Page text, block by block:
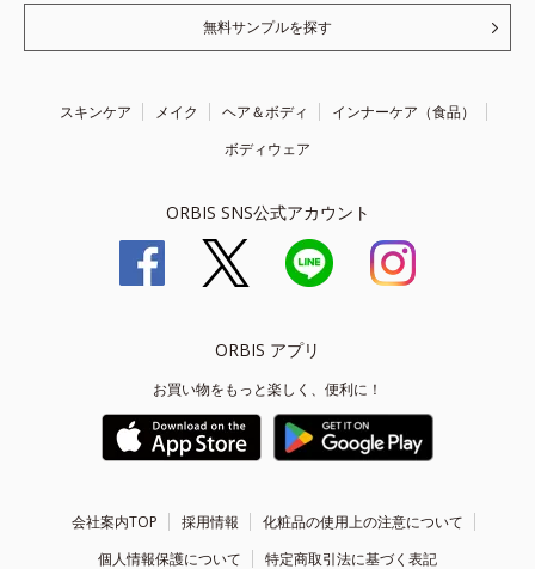
無料サンプルを探す
スキンケア メイク ヘア＆ボディ
インナーケア（食品）
ボディウェア
ORBIS SNS公式アカウント
ORBIS アプリ
お買い物をもっと楽しく、便利に！
会社案内TOP 採用情報
化粧品の使用上の注意について
個人情報保護について
特定商取引法に基づく表記